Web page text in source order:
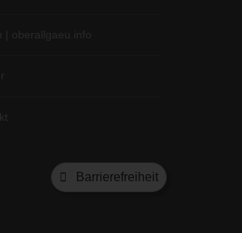
Barrierefreiheit
| oberallgaeu.info